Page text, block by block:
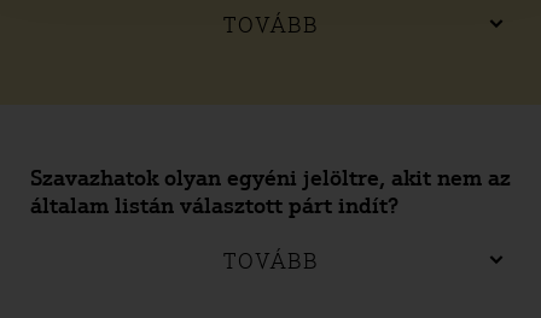
TOVÁBB
Szavazhatok olyan egyéni jelöltre, akit nem az
általam listán választott párt indít?
TOVÁBB